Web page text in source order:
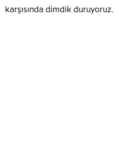
karşısında dimdik duruyoruz.